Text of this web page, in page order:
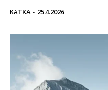
KATKA - 25.4.2026